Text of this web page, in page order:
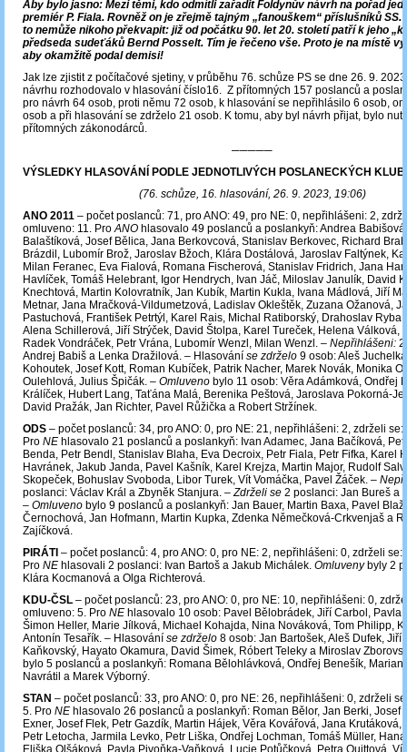
Aby bylo jasno: Mezi těmi, kdo odmítli zařadit Foldynův návrh na pořad
premiér P. Fiala. Rovněž on je zřejmě tajným „fanouškem“ příslušníků SS.
to nemůže nikoho překvapit: již od počátku 90. let 20. století patří k jeho
předseda sudeťáků Bernd Posselt. Tím je řečeno vše. Proto je na místě
aby okamžitě podal demisi!
Jak lze zjistit z počítačové sjetiny, v průběhu 76. schůze PS se dne 26. 9.
návrhu rozhodovalo v hlasování číslo16. Z přítomných 157 poslanců a
pro návrh 64 osob, proti němu 72 osob, k hlasování se nepřihlásilo 6 osob,
osob a při hlasování se zdrželo 21 osob. K tomu, aby byl návrh přijat, bylo
přítomných zákonodárců.
─────
VÝSLEDKY HLASOVÁNÍ PODLE JEDNOTLIVÝCH POSLANECKÝCH
(76. schůze, 16. hlasování, 26. 9. 2023, 19:06)
ANO 2011 – počet poslanců: 71, pro ANO: 49, pro NE: 0, nepřihlášeni: 2,
omluveno: 11. ProANO hlasovalo 49 poslanců a poslankyň: Andrea
Balaštíková, Josef Bělica, Jana Berkovcová, Stanislav Berkovec, Richard
Brázdil, Lubomír Brož, Jaroslav Bžoch, Klára Dostálová, Jaroslav Faltýnek,
Milan Feranec, Eva Fialová, Romana Fischerová, Stanislav Fridrich, Jana
Havlíček, Tomáš Helebrant, Igor Hendrych, Ivan Jáč, Miloslav Janulík, David
Knechtová, Martin Kolovratník, Jan Kubík, Martin Kukla, Ivana Mádlová, Jiří
Metnar, Jana Mračková-Vildumetzová, Ladislav Okleštěk, Zuzana Ožanová,
Pastuchová, František Petrtýl, Karel Rais, Michal Ratiborský, Drahoslav
Alena Schillerová, Jiří Strýček, David Štolpa, Karel Tureček, Helena Válková,
Radek Vondráček, Petr Vrána, Lubomír Wenzl, Milan Wenzl. – Nepřihlášeni: 2
Andrej Babiš a Lenka Dražilová. – Hlasování se zdrželo 9 osob: Aleš
Kohoutek, Josef Kott, Roman Kubíček, Patrik Nacher, Marek Novák, Monika
Oulehlová, Julius Špičák. – Omluveno bylo 11 osob: Věra Adámková, Ondřej
Králíček, Hubert Lang, Taťána Malá, Berenika Peštová, Jaroslava Pokorná-
David Pražák, Jan Richter, Pavel Růžička a Robert Stržínek.
ODS – počet poslanců: 34, pro ANO: 0, pro NE: 21, nepřihlášeni: 2, zdrželi se:
Pro NE hlasovalo 21 poslanců a poslankyň: Ivan Adamec, Jana Bačíková,
Benda, Petr Bendl, Stanislav Blaha, Eva Decroix, Petr Fiala, Petr Fifka, Karel
Havránek, Jakub Janda, Pavel Kašník, Karel Krejza, Martin Major, Rudolf
Skopeček, Bohuslav Svoboda, Libor Turek, Vít Vomáčka, Pavel Žáček. –
poslanci: Václav Král a Zbyněk Stanjura. –Zdrželi se 2 poslanci: Jan Bureš a
– Omluveno bylo 9 poslanců a poslankyň: Jan Bauer, Martin Baxa, Pavel
Černochová, Jan Hofmann, Martin Kupka, Zdenka Němečková-Crkvenjaš a
Zajíčková.
PIRÁTI – počet poslanců: 4, pro ANO: 0, pro NE: 2, nepřihlášeni: 0, zdrželi se:
Pro NE hlasovali 2 poslanci: Ivan Bartoš a Jakub Michálek. Omluveny byly 2
Klára Kocmanová a Olga Richterová.
KDU-ČSL – počet poslanců: 23, pro ANO: 0, pro NE: 10, nepřihlášeni: 0,
omluveno: 5. Pro NE hlasovalo 10 osob: Pavel Bělobrádek, Jiří Carbol, Pavla
Šimon Heller, Marie Jílková, Michael Kohajda, Nina Nováková, Tom Philipp,
Antonín Tesařík. – Hlasování se zdrželo 8 osob: Jan Bartošek, Aleš Dufek, Jiří
Kaňkovský, Hayato Okamura, David Šimek, Róbert Teleky a Miroslav
bylo 5 poslanců a poslankyň: Romana Bělohlávková, Ondřej Benešík, Marian
Navrátil a Marek Výborný.
STAN – počet poslanců: 33, pro ANO: 0, pro NE: 26, nepřihlášeni: 0, zdrželi
5. Pro NE hlasovalo 26 poslanců a poslankyň: Roman Bělor, Jan Berki, Josef
Exner, Josef Flek, Petr Gazdík, Martin Hájek, Věra Kovářová, Jana Krutáková,
Petr Letocha, Jarmila Levko, Petr Liška, Ondřej Lochman, Tomáš Müller,